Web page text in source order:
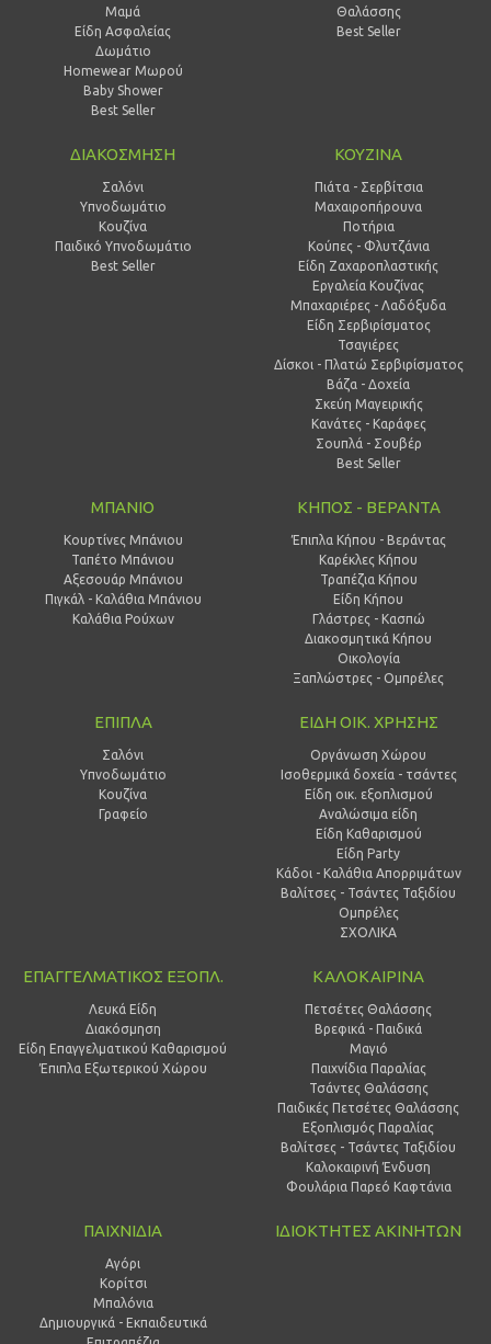
Μαμά
Είδη Ασφαλείας
Δωμάτιο
Homewear Μωρού
Baby Shower
Best Seller
Θαλάσσης
Best Seller
ΔΙΑΚΟΣΜΗΣΗ
Σαλόνι
Υπνοδωμάτιο
Κουζίνα
Παιδικό Υπνοδωμάτιο
Best Seller
ΚΟΥΖΙΝΑ
Πιάτα - Σερβίτσια
Μαχαιροπήρουνα
Ποτήρια
Κούπες - Φλυτζάνια
Είδη Ζαχαροπλαστικής
Εργαλεία Κουζίνας
Μπαχαριέρες - Λαδόξυδα
Είδη Σερβιρίσματος
Τσαγιέρες
Δίσκοι - Πλατώ Σερβιρίσματος
Βάζα - Δοχεία
Σκεύη Μαγειρικής
Κανάτες - Καράφες
Σουπλά - Σουβέρ
Best Seller
ΜΠΑΝΙΟ
Κουρτίνες Μπάνιου
Ταπέτο Μπάνιου
Αξεσουάρ Μπάνιου
Πιγκάλ - Καλάθια Μπάνιου
Καλάθια Ρούχων
ΚΗΠΟΣ - ΒΕΡΑΝΤΑ
Έπιπλα Κήπου - Βεράντας
Καρέκλες Κήπου
Τραπέζια Κήπου
Είδη Κήπου
Γλάστρες - Κασπώ
Διακοσμητικά Κήπου
Οικολογία
Ξαπλώστρες - Ομπρέλες
ΕΠΙΠΛΑ
Σαλόνι
Υπνοδωμάτιο
Κουζίνα
Γραφείο
ΕΙΔΗ ΟΙΚ. ΧΡΗΣΗΣ
Οργάνωση Χώρου
Ισοθερμικά δοχεία - τσάντες
Είδη οικ. εξοπλισμού
Αναλώσιμα είδη
Είδη Καθαρισμού
Είδη Party
Κάδοι - Καλάθια Απορριμάτων
Βαλίτσες - Τσάντες Ταξιδίου
Ομπρέλες
ΣΧΟΛΙΚΑ
ΕΠΑΓΓΕΛΜΑΤΙΚΟΣ ΕΞΟΠΛ.
Λευκά Είδη
Διακόσμηση
Είδη Επαγγελματικού Καθαρισμού
Έπιπλα Εξωτερικού Χώρου
ΚΑΛΟΚΑΙΡΙΝΑ
Πετσέτες Θαλάσσης
Βρεφικά - Παιδικά
Μαγιό
Παιχνίδια Παραλίας
Τσάντες Θαλάσσης
Παιδικές Πετσέτες Θαλάσσης
Εξοπλισμός Παραλίας
Βαλίτσες - Τσάντες Ταξιδίου
Καλοκαιρινή Ένδυση
Φουλάρια Παρεό Καφτάνια
ΠΑΙΧΝΙΔΙΑ
Αγόρι
Κορίτσι
Μπαλόνια
Δημιουργικά - Εκπαιδευτικά
ΙΔΙΟΚΤΗΤΕΣ ΑΚΙΝΗΤΩΝ